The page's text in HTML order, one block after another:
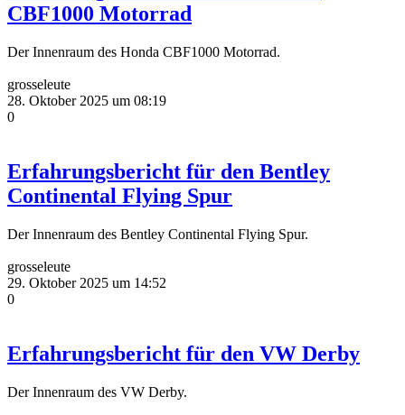
CBF1000 Motorrad
Der Innenraum des Honda CBF1000 Motorrad.
grosseleute
28. Oktober 2025 um 08:19
0
Erfahrungsbericht für den Bentley
Continental Flying Spur
Der Innenraum des Bentley Continental Flying Spur.
grosseleute
29. Oktober 2025 um 14:52
0
Erfahrungsbericht für den VW Derby
Der Innenraum des VW Derby.